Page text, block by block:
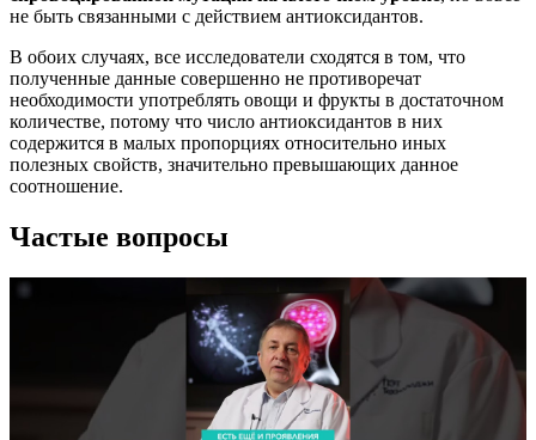
не быть связанными с действием антиоксидантов.
В обоих случаях, все исследователи сходятся в том, что
полученные данные совершенно не противоречат
необходимости употреблять овощи и фрукты в достаточном
количестве, потому что число антиоксидантов в них
содержится в малых пропорциях относительно иных
полезных свойств, значительно превышающих данное
соотношение.
Частые вопросы